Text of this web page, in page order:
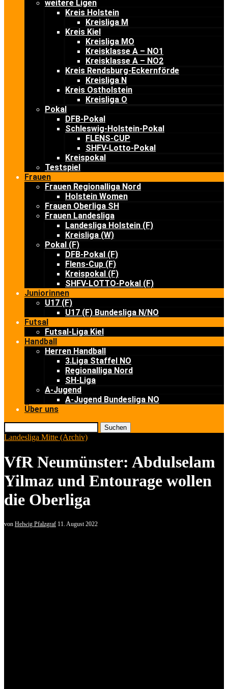
weitere Ligen
Kreis Holstein
Kreisliga M
Kreis Kiel
Kreisliga MO
Kreisklasse A – NO1
Kreisklasse A – NO2
Kreis Rendsburg-Eckernförde
Kreisliga N
Kreis Ostholstein
Kreisliga O
Pokal
DFB-Pokal
Schleswig-Holstein-Pokal
FLENS-CUP
SHFV-Lotto-Pokal
Kreispokal
Testspiel
Frauen
Frauen Regionalliga Nord
Holstein Women
Frauen Oberliga SH
Frauen Landesliga
Landesliga Holstein (F)
Kreisliga (W)
Pokal (F)
DFB-Pokal (F)
Flens-Cup (F)
Kreispokal (F)
SHFV-LOTTO-Pokal (F)
Juniorinnen
U17 (F)
U17 (F) Bundesliga N/NO
Futsal
Futsal-Liga Kiel
Handball
Herren Handball
3.Liga Staffel NO
Regionalliga Nord
SH-Liga
A-Jugend
A-Jugend Bundesliga NO
Über uns
Suchen
Landesliga Mitte (Archiv)
VfR Neumünster: Abdulselam
Yilmaz und Entourage wollen
die Oberliga
von Helwig Pfalzgraf 11. August 2022